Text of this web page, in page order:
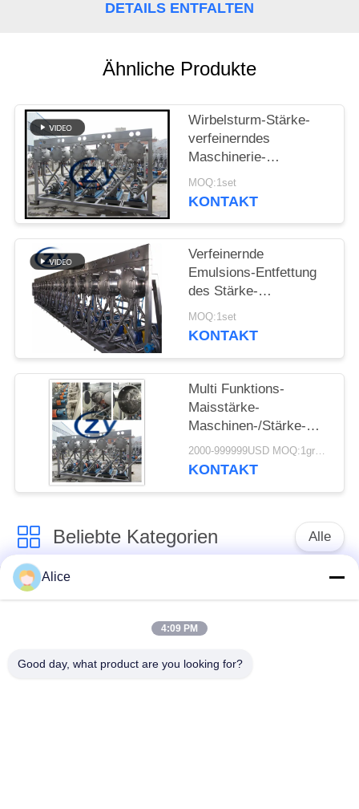
SITEMAP
PRIVACY
POLICY
DETAILS ENTFALTEN
Ähnliche Produkte
Wirbelsturm-Stärke-
verfeinerndes
Maschinerie-
Trennzeichen SS304
MC450 22Be
MOQ:1set
KONTAKT
Verfeinernde
Emulsions-Entfettung
des Stärke-
Hydrozyklon-2t/H 30kw
MOQ:1set
KONTAKT
Multi Funktions-
Maisstärke-
Maschinen-/Stärke-
Hydrozyklon-Edelstahl2000-999999USD MOQ:1group
KONTAKT
Beliebte Kategorien Alle
Manioka-Stärke-
Kartoffelstärke-
Manioka-Mehl-
Alice
4:09 PM
Good day, what product are you looking for?